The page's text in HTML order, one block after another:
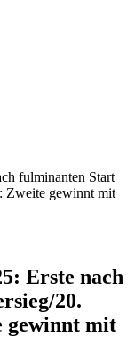
fulminanten Start
Zweite gewinnt mit
Erste nach
20.
gewinnt mit